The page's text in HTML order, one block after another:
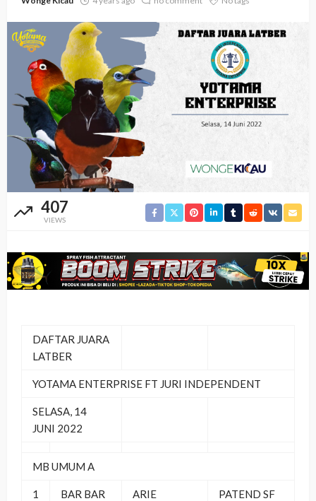
407
VIEWS
DAFTAR JUARA
LATBER
YOTAMA ENTERPRISE FT JURI INDEPENDENT
SELASA, 14
JUNI 2022
MB UMUM A
1 BAR BAR ARIE PATEND SF